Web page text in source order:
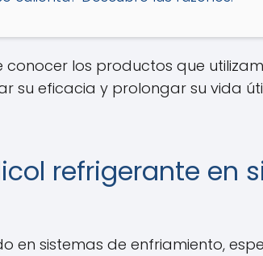
los productos que
eficacia y prolongar su vida
refrigerante en
en sistemas de enfriamiento,